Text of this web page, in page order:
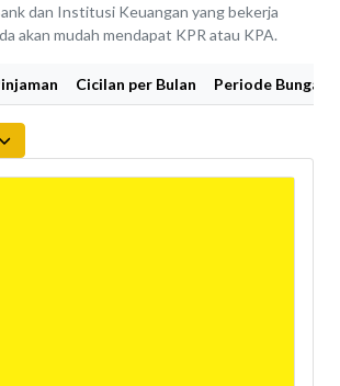
dan Institusi Keuangan yang bekerja
akan mudah mendapat KPR atau KPA.
Cicilan per Bulan Periode Bunga